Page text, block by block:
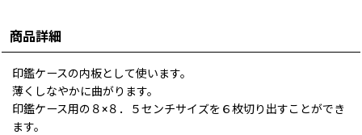
商品詳細
印鑑ケースの内板として使います。
薄くしなやかに曲がります。
印鑑ケース用の８×８．５センチサイズを６枚切り出すことができ
ます。